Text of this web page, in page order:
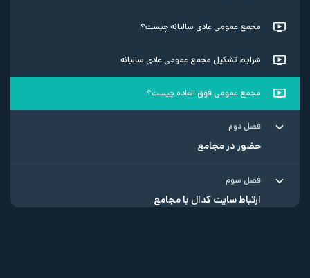
مجمع عمومی عادی سالیانه چیست؟
شرایط تشکیل مجمع عمومی عادی سالیانه
مجمع عمومی فوق العاده چیست؟
فصل دوم
حضور در مجامع
فصل سوم
ارتباط سایت کدال با مجامع